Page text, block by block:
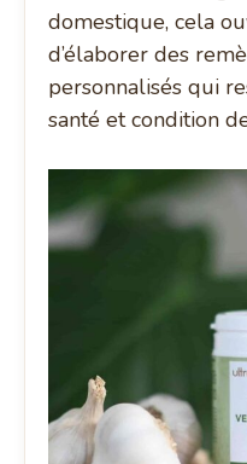
domestique, cela
d’élaborer des
personnalisés qui
santé et condition